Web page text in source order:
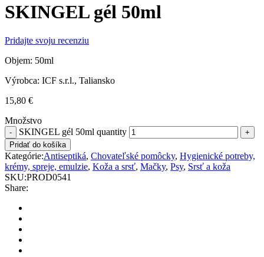
SKINGEL gél 50ml
Pridajte svoju recenziu
Objem: 50ml
Výrobca: ICF s.r.l., Taliansko
15,80 €
Množstvo
SKINGEL gél 50ml quantity
Pridať do košíka
Kategórie:Antiseptiká, Chovateľské pomôcky, Hygienické potreby,
krémy, spreje, emulzie, Koža a srsť, Mačky, Psy, Srsť a koža
SKU:PROD0541
Share: